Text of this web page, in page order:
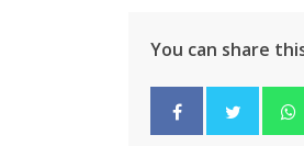
You can share